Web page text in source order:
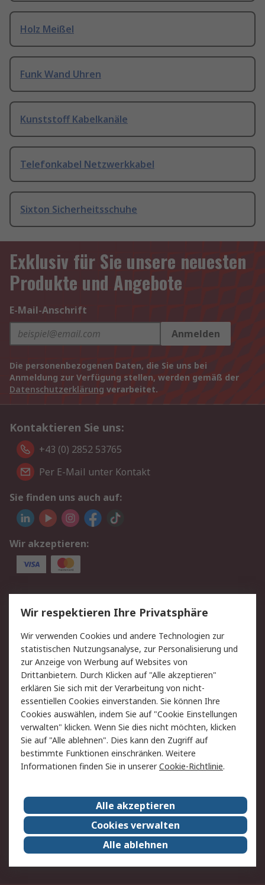
Holz Meißel
Funk Wand Uhren
Kunststoff Kabelkanäle
Telefonkabel Netzwerkkabel
Sixton Sicherheitsschuhe
Exklusiv für Sie unsere neuesten
Produkte und Angebote
E-Mail-Anschrift
Anmelden
Die personenbezogenen Daten, die Sie uns bei
Anmeldung zur Verfügung stellen, werden gemäß der
Datenschutzerklärung verarbeitet.
Kontaktieren Sie uns:
+43 (0) 2852 53765
Per E-Mail unter Kontakt
Sie finden uns auch auf:
Wir akzeptieren:
Service
Value Added Services
Lieferlösungen
Rücksendung/Entsorgung Kontakt
Hilfe
Rechtliches
RS Verkaufs- und
Lieferbedingungen
Datenschutz
Cookie-Richtlinie
Zahlungsbedingungen
Impressum
Webseite Konditionen
RS weltweit
Karriere bei RS
Nachhaltigkeit
Qualität/Zertifikate
Presse-Center
Event-Center
Wir respektieren Ihre Privatsphäre
Wir verwenden Cookies und andere Technologien zur
statistischen Nutzungsanalyse, zur Personalisierung und
zur Anzeige von Werbung auf Websites von
Drittanbietern. Durch Klicken auf "Alle akzeptieren"
erklären Sie sich mit der Verarbeitung von nicht-
essentiellen Cookies einverstanden. Sie können Ihre
Cookies auswählen, indem Sie auf "Cookie Einstellungen
verwalten" klicken. Wenn Sie dies nicht möchten, klicken
Sie auf "Alle ablehnen". Dies kann den Zugriff auf
bestimmte Funktionen einschränken. Weitere
Informationen finden Sie in unsererCookie-Richtlinie.
Alle akzeptieren
Cookies verwalten
Alle ablehnen